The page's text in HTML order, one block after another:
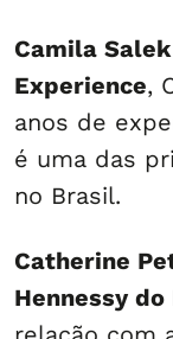
Camila Salek
Experience,
anos de
é uma das
no Brasil.
Catherine
Hennessy